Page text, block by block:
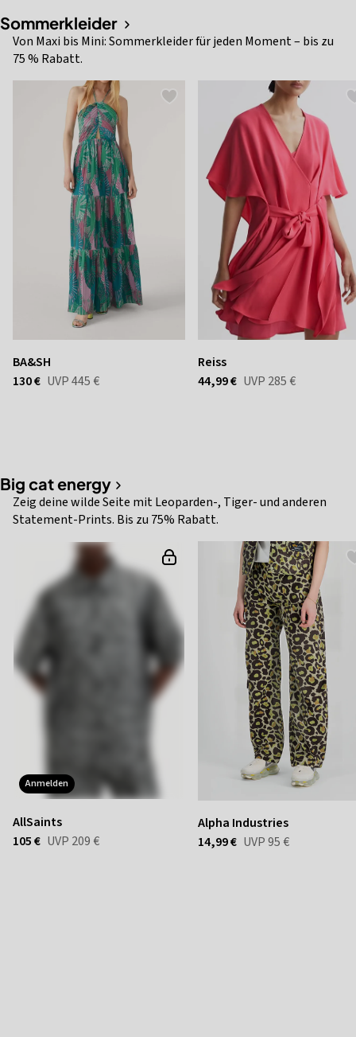
Sommerkleider
Von Maxi bis Mini: Sommerkleider für jeden Moment – bis zu
75 % Rabatt.
BA&SH
130 € UVP445 €
Reiss
44,99 € UVP 285 €
Big cat energy
Zeig deine wilde Seite mit Leoparden-, Tiger- und anderen
Statement-Prints. Bis zu 75% Rabatt.
anmelden
AllSaints
105 € UVP 209 €
Alpha Industries
14,99 € UVP95 €